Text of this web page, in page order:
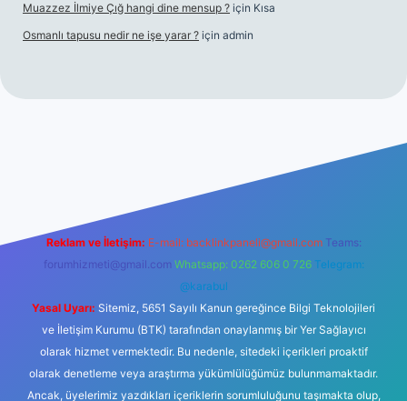
Muazzez İlmiye Çığ hangi dine mensup ? için Kısa
Osmanlı tapusu nedir ne işe yarar ? için admin
m elexbet
Reklam ve İletişim: E-mail: backlinkpaneli@gmail.com Teams:
forumhizmeti@gmail.com Whatsapp: 0262 606 0 726 Telegram:
@karabul
Yasal Uyarı: Sitemiz, 5651 Sayılı Kanun gereğince Bilgi Teknolojileri
ve İletişim Kurumu (BTK) tarafından onaylanmış bir Yer Sağlayıcı
olarak hizmet vermektedir. Bu nedenle, sitedeki içerikleri proaktif
olarak denetleme veya araştırma yükümlülüğümüz bulunmamaktadır.
Ancak, üyelerimiz yazdıkları içeriklerin sorumluluğunu taşımakta olup,